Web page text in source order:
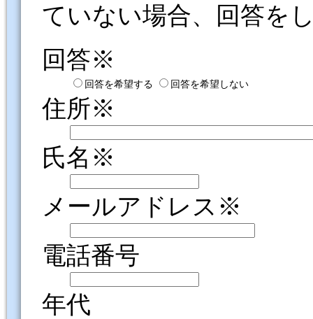
ていない場合、回答を
回答※
回答を希望する 回答を希望しない
住所※
氏名※
メールアドレス※
電話番号
年代